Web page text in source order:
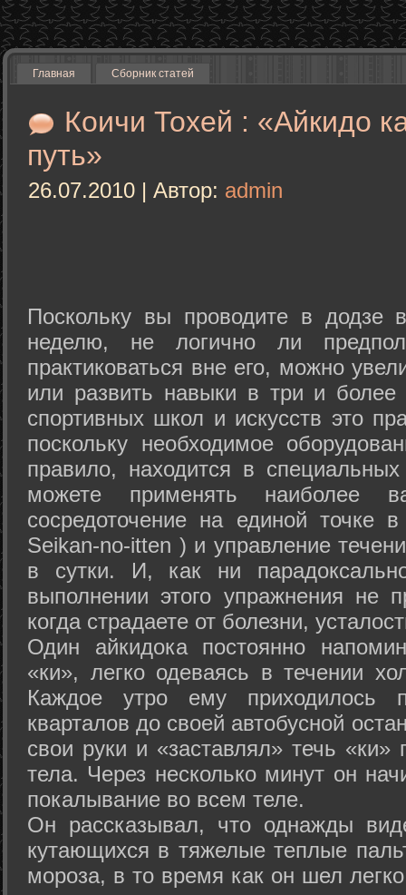
Главная Сборник статей
Коичи Тохей : «Айкидо
путь»
26.07.2010 | Автор: admin
Поскольку вы проводите в додзе
неделю, не логично ли
практиковаться вне его, можно
или развить навыки в три и
спортивных школ и искусств это
поскольку необходимое
правило, находится в
можете применять наиболее
сосредоточение на единой точке
Seikan-­no-­itten ) и управление
в сутки. И, как ни
выполнении этого упражнения не
когда страдаете от болезни,
Один айкидока постоянно
«ки», легко одеваясь в течении
Каждое утро ему приходилось
кварталов до своей автобусной
свои руки и «заставлял» течь «ки»
тела. Через несколько минут он
покалывание во всем теле.
Он рассказывал, что однажды
кутающихся в тяжелые теплые
мороза, в то время как он шел